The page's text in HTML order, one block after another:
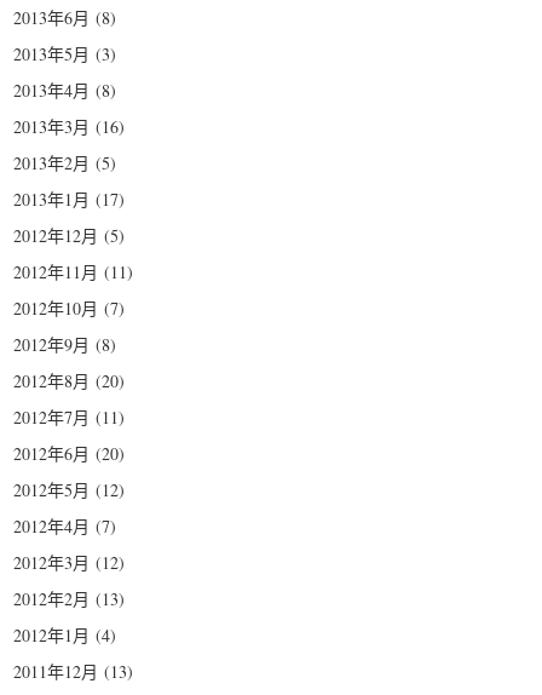
2013年6月 (8)
2013年5月 (3)
2013年4月 (8)
2013年3月 (16)
2013年2月 (5)
2013年1月 (17)
2012年12月 (5)
2012年11月 (11)
2012年10月 (7)
2012年9月 (8)
2012年8月 (20)
2012年7月 (11)
2012年6月 (20)
2012年5月 (12)
2012年4月 (7)
2012年3月 (12)
2012年2月 (13)
2012年1月 (4)
2011年12月 (13)